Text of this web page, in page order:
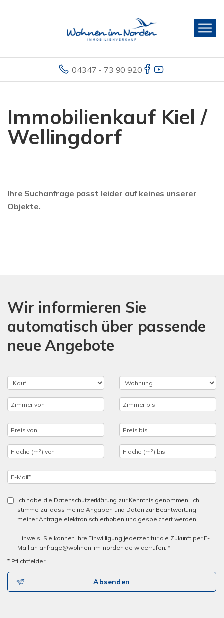
04347 - 73 90 920
Immobilienkauf Kiel /
Wellingdorf
Ihre Suchanfrage passt leider auf keines unserer
Objekte.
Wir informieren Sie
automatisch über passende
neue Angebote
Ich habe die Datenschutzerklärung zur Kenntnis genommen. Ich
stimme zu, dass meine Angaben und Daten zur Beantwortung
meiner Anfrage elektronisch erhoben und gespeichert werden.
Hinweis: Sie können Ihre Einwilligung jederzeit für die Zukunft per E-
Mail an anfrage@wohnen-im-norden.de widerrufen. *
* Pflichtfelder
Absenden